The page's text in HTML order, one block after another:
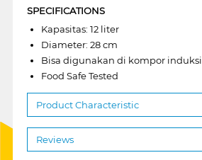
SPECIFICATIONS
Kapasitas: 12 liter
Diameter: 28 cm
Bisa digunakan di kompor induksi
Food Safe Tested
Product Characteristic
Reviews